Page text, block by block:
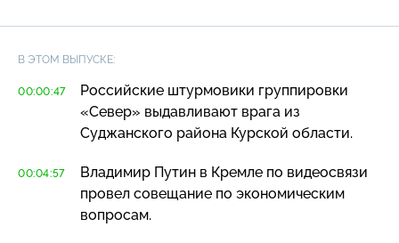
В ЭТОМ ВЫПУСКЕ:
00:00:47
Российские штурмовики группировки
«Север» выдавливают врага из
Суджанского района Курской области.
00:04:57
Владимир Путин в Кремле по видеосвязи
провел совещание по экономическим
вопросам.